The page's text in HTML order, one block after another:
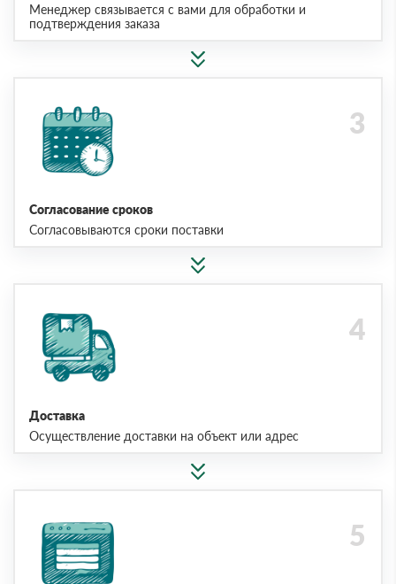
Менеджер связывается с вами для обработки и
подтверждения заказа
Согласование сроков
Согласовываются сроки поставки
Доставка
Осуществление доставки на объект или адрес